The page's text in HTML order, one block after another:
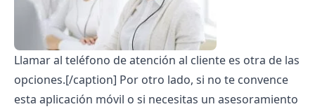
Llamar al teléfono de atención al cliente es otra de las
opciones.[/caption] Por otro lado, si no te convence
esta aplicación móvil o si necesitas un asesoramiento